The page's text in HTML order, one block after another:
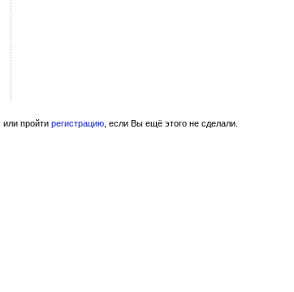
или пройти регистрацию , если Вы ещё этого не сделали.